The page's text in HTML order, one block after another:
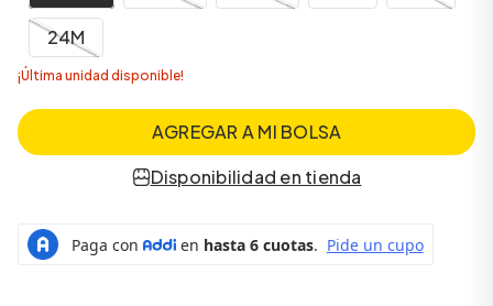
24M
¡Última unidad disponible!
AGREGAR A MI BOLSA
Disponibilidad en tienda